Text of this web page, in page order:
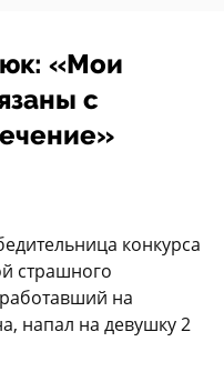
«Мои
с
конкурса
страшного
на
напал на девушку 2